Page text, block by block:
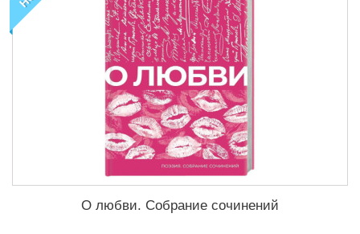
О любви. Собрание сочинений